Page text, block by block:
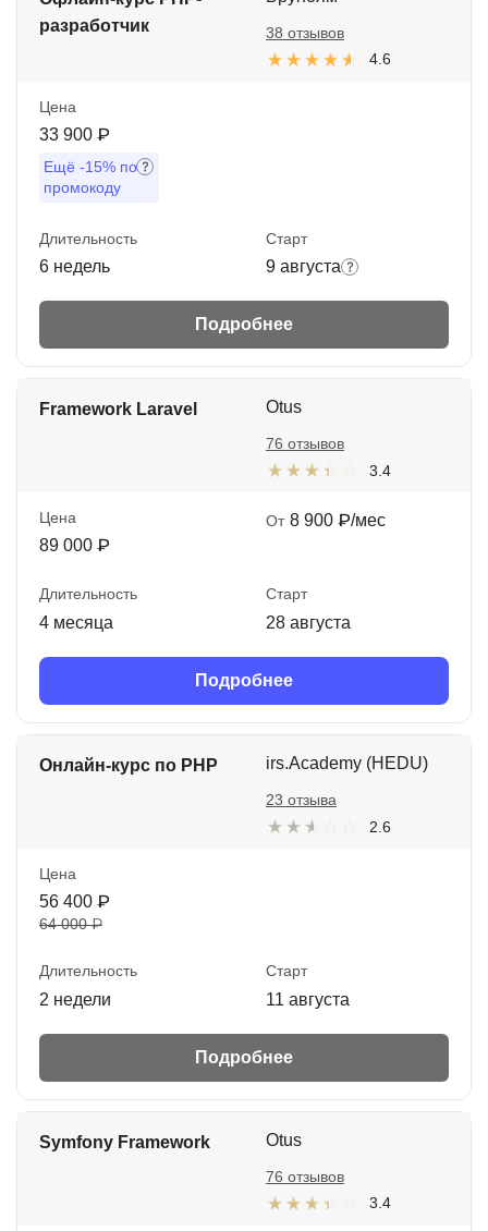
разработчик
4.6
38 отзывов
Цена
33 900 ₽
Ещё -15% по
промокоду
Длительность
6 недель
Старт
9 августа
Подробнее
Framework Laravel Otus
3.4
76 отзывов
Цена
89 000 ₽
От 8 900 ₽/мес
Длительность
4 месяца
Старт
28 августа
Подробнее
Онлайн-курс по PHP irs.Academy (HEDU)
2.6
23 отзыва
Цена
56 400 ₽
64 000 ₽
Длительность
2 недели
Старт
11 августа
Подробнее
Symfony Framework Otus
3.4
76 отзывов